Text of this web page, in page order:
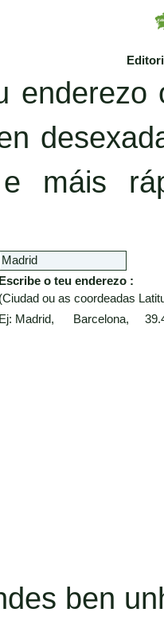
máis
Escribe o teu enderezo :
(Ciudad ou as coordeadas
Ej: Madrid, Barcelona,
ben